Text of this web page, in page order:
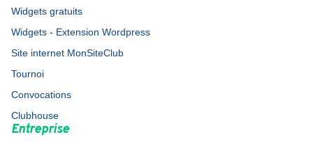
Widgets gratuits
Widgets - Extension Wordpress
Site internet MonSiteClub
Tournoi
Convocations
Clubhouse
Entreprise